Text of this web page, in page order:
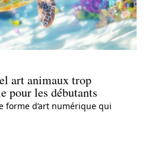
art animaux trop
pour les débutants
forme d’art numérique qui